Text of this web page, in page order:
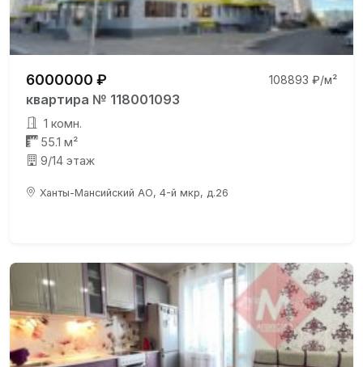
6000000 ₽ 108893 ₽/м²
квартира № 118001093
1 комн.
55.1 м²
9/14 этаж
Ханты-Мансийский АО, 4-й мкр, д.26